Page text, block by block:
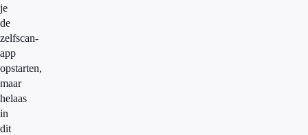
je
de
zelfscan-
app
opstarten,
maar
helaas
in
dit